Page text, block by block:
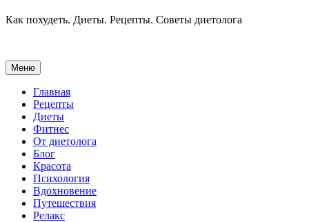
Как похудеть. Диеты. Рецепты. Советы диетолога
Меню Перейти
к
содержанию
Главная
Рецепты
Диеты
Фитнес
От диетолога
Блог
Красота
Психология
Вдохновение
Путешествия
Релакс